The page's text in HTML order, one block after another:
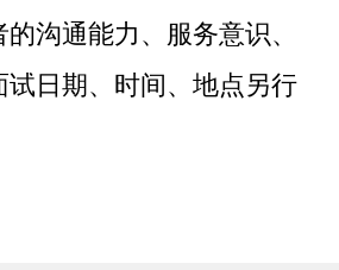
沟通能力、服务意识、
试日期、时间、地点另行